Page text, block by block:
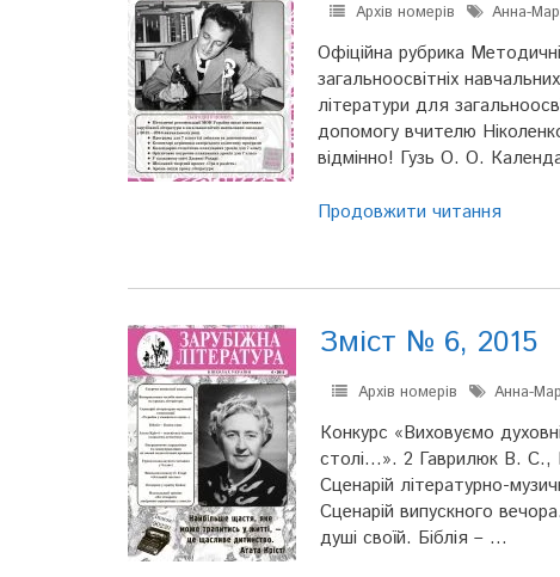
Архів номерів Анна-
Офіційна рубрика
загальноосвітніх
літератури для
допомогу вчителю
відмінно! Гузь О. О.
Продовжити читання
Зміст № 6, 2015
Архів номерів Анна-
Конкурс «Виховуємо
столі…». 2 Гаврилюк В.
Сценарій літературно-
Сценарій випускного
душі своїй. Біблія – …